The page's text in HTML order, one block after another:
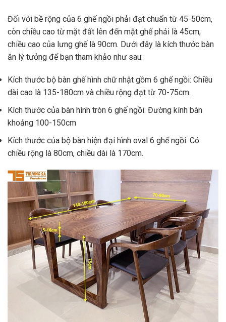
Đối với bề rộng của 6 ghế ngồi phải đạt chuẩn từ 45-50cm,
còn chiều cao từ mặt đất lên đến mặt ghế phải là 45cm,
chiều cao của lưng ghế là 90cm. Dưới đây là kích thước bàn
ăn lý tưởng để bạn tham khảo như sau:
Kích thước bộ bàn ghế hình chữ nhật gồm 6 ghế ngồi: Chiều
dài cao là 135-180cm và chiều rộng đạt từ 70-75cm.
Kích thước của bàn hình tròn 6 ghế ngồi: Đường kính bàn
khoảng 100-150cm
Kích thước của bộ bàn hiện đại hình oval 6 ghế ngồi: Có
chiều rộng là 80cm, chiều dài là 170cm.